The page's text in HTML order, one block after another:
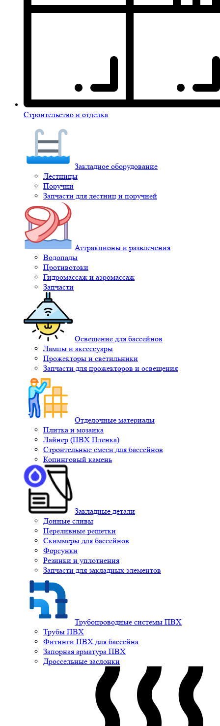
Строительство и отделка
Закладное оборудование
Лестницы
Поручни
Запчасти для лестниц и поручней
Аттракционы и развлечения
Водопады
Противотоки
Гидромассаж и аэромассаж
Запчасти
Освещение для бассейнов
Лампы и аксессуары
Прожекторы и светильники
Запчасти для прожекторов и освещения
Отделочные материалы
Плитка и мозаика
Лайнер (ПВХ Пленка)
Строительные смеси для бассейнов
Копинговый камень
Закладные детали
Донные сливы
Переливные решетки
Скиммеры для бассейнов
Форсунки
Резинки и уплотнения
Запчасти для закладных элементов
Трубопроводные системы ПВХ
Трубы ПВХ
Фитинги ПВХ для бассейна
Запорная арматура ПВХ
Дроссельные заслонки